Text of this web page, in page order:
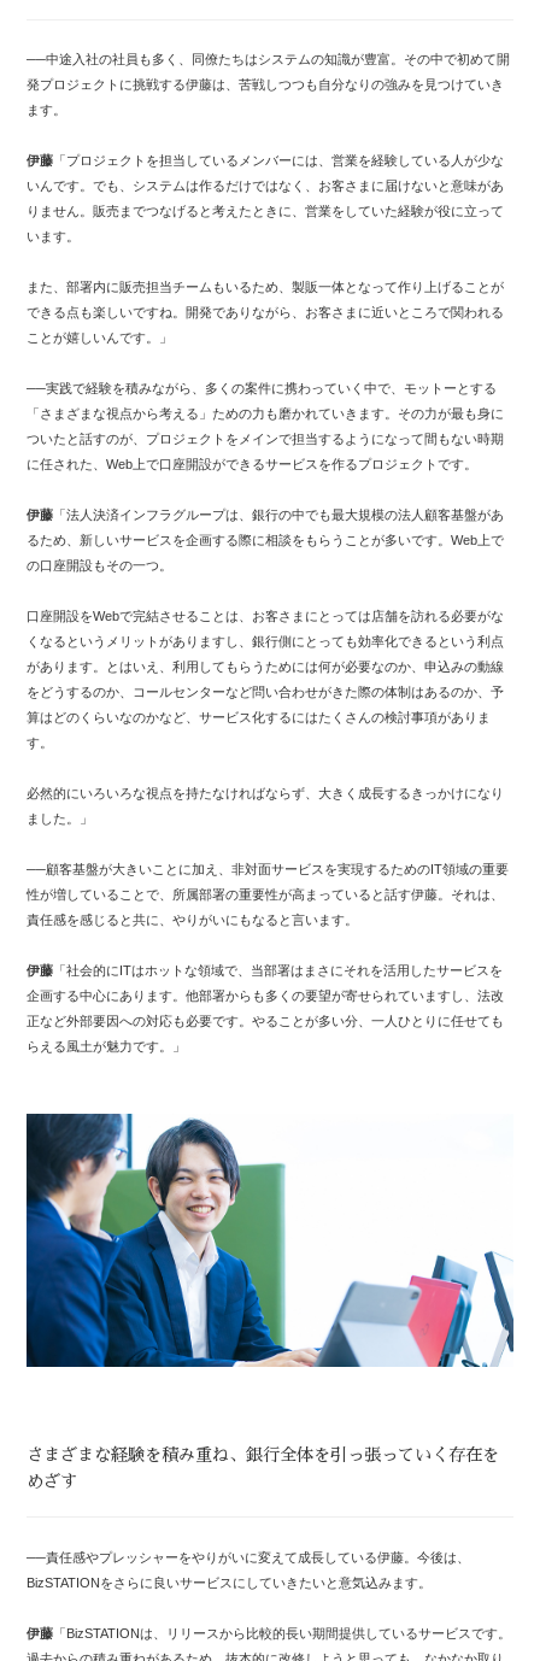
──中途入社の社員も多く、同僚たちはシステムの知識が豊富。その中で初めて開
発プロジェクトに挑戦する伊藤は、苦戦しつつも自分なりの強みを見つけていき
ます。
伊藤 「プロジェクトを担当しているメンバーには、営業を経験している人が少な
いんです。でも、システムは作るだけではなく、お客さまに届けないと意味があ
りません。販売までつなげると考えたときに、営業をしていた経験が役に立って
います。
また、部署内に販売担当チームもいるため、製販一体となって作り上げることが
できる点も楽しいですね。開発でありながら、お客さまに近いところで関われる
ことが嬉しいんです。」
──実践で経験を積みながら、多くの案件に携わっていく中で、モットーとする
「さまざまな視点から考える」ための力も磨かれていきます。その力が最も身に
ついたと話すのが、プロジェクトをメインで担当するようになって間もない時期
に任された、Web上で口座開設ができるサービスを作るプロジェクトです。
伊藤 「法人決済インフラグループは、銀行の中でも最大規模の法人顧客基盤があ
るため、新しいサービスを企画する際に相談をもらうことが多いです。Web上で
の口座開設もその一つ。
口座開設をWebで完結させることは、お客さまにとっては店舗を訪れる必要がな
くなるというメリットがありますし、銀行側にとっても効率化できるという利点
があります。とはいえ、利用してもらうためには何が必要なのか、申込みの動線
をどうするのか、コールセンターなど問い合わせがきた際の体制はあるのか、予
算はどのくらいなのかなど、サービス化するにはたくさんの検討事項がありま
す。
必然的にいろいろな視点を持たなければならず、大きく成長するきっかけになり
ました。」
──顧客基盤が大きいことに加え、非対面サービスを実現するためのIT領域の重要
性が増していることで、所属部署の重要性が高まっていると話す伊藤。それは、
責任感を感じると共に、やりがいにもなると言います。
伊藤 「社会的にITはホットな領域で、当部署はまさにそれを活用したサービスを
企画する中心にあります。他部署からも多くの要望が寄せられていますし、法改
正など外部要因への対応も必要です。やることが多い分、一人ひとりに任せても
らえる風土が魅力です。」
さまざまな経験を積み重ね、銀行全体を引っ張っていく存在を
めざす
──責任感やプレッシャーをやりがいに変えて成長している伊藤。今後は、
BizSTATIONをさらに良いサービスにしていきたいと意気込みます。
伊藤 「BizSTATIONは、リリースから比較的長い期間提供しているサービスです。